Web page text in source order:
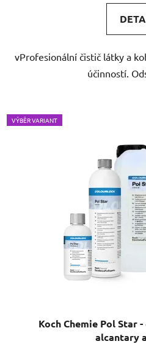
vProfesionální čistič látky a
účinností.
VÝBĚR VARIANT
Koch Chemie Pol Star
alcantary